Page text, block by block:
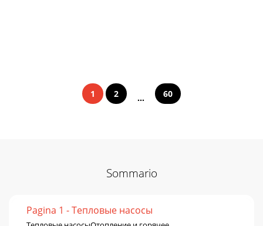
1 2 ... 60
Sommario
Pagina 1 - Тепловые насосы